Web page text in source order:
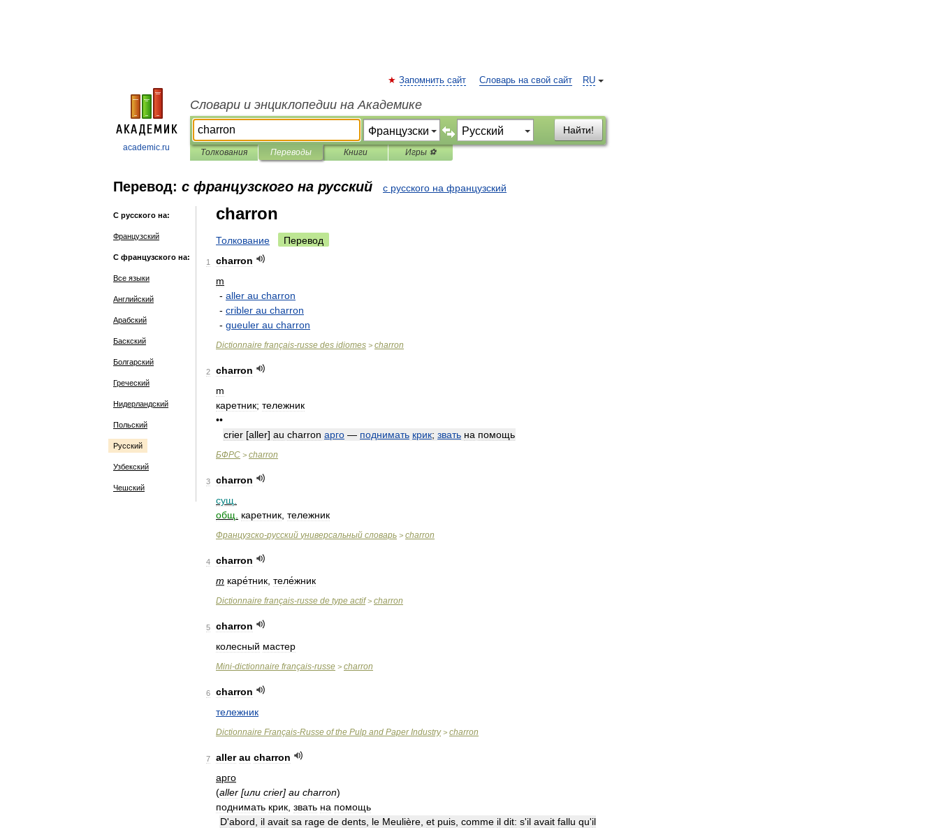
academic.ru
RU
Запомнить сайт Словарь на свой сайт
Словари и энциклопедии на Академике
Найти!
Толкования Переводы Книги Игры ⚽
Перевод: с французского на русский с русского на французский
С русского на:
Французский
С французского на:
Все языки
Английский
Арабский
Баскский
Болгарский
Греческий
Нидерландский
Польский
Русский
Узбекский
Чешский
charron
Толкование Перевод
1
charron
m
- aller au charron
- cribler au charron
- gueuler au charron
Dictionnaire français-russe des idiomes > charron
2
charron
m
каретник; тележник
••
crier [aller] au charron арго — поднимать крик; звать на помощь
БФРС > charron
3
charron
сущ
общ
каретник тележник
Французско-русский универсальный словарь > charron
4
charron
m каре́тник теле́жник
Dictionnaire français-russe de type actif> charron
5
charron
колесный мастер
Mini-dictionnaire français-russe > charron
6
charron
тележник
Dictionnaire Français-Russe of the Pulp and Paper Industry> charron
7 aller au charron
арго
(aller [или crier] au charron)
поднимать крик звать на помощь
D'abord il avait sa rage de dents le Meulière et puis comme il dit: s'il avait fallu qu'il